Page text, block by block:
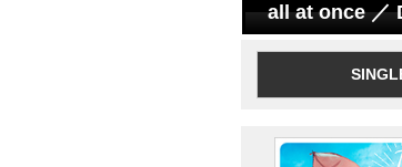
all at once ／